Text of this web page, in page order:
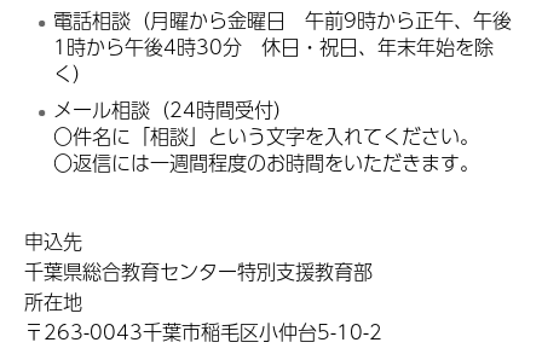
電話相談（月曜から金曜日 午前9時から正午、午後
1時から午後4時30分 休日・祝日、年末年始を除
く）
メール相談（24時間受付）
〇件名に「相談」という文字を入れてください。
〇返信には一週間程度のお時間をいただきます。
申込先
千葉県総合教育センター特別支援教育部
所在地
〒263-0043千葉市稲毛区小仲台5-10-2